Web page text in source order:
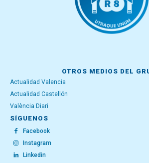
OTROS MEDIOS DEL
Actualidad Valencia
Actualidad Castellón
València Diari
SÍGUENOS
Facebook
Instagram
Linkedin